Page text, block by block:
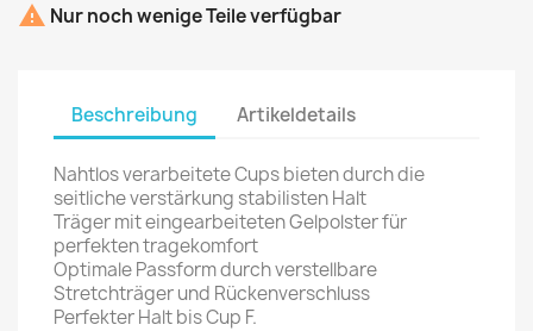
 Nur noch wenige Teile verfügbar
Beschreibung Artikeldetails
Nahtlos verarbeitete Cups bieten durch die
seitliche verstärkung stabilisten Halt
Träger mit eingearbeiteten Gelpolster für
perfekten tragekomfort
Optimale Passform durch verstellbare
Stretchträger und Rückenverschluss
Perfekter Halt bis Cup F.